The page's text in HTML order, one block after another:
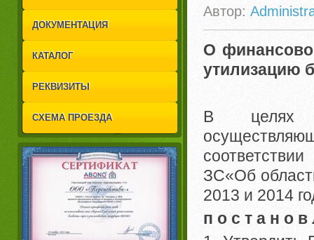
ДОКУМЕНТАЦИЯ
КАТАЛОГ
РЕКВИЗИТЫ
СХЕМА ПРОЕЗДА
Автор:
О
утилизацию
В целях
ЗС«Об
2013 и 2014
п о с т а н о в